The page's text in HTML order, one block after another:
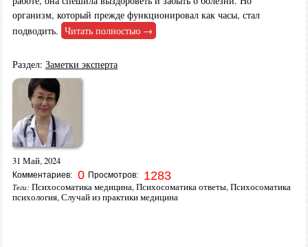
организм, который прежде функционировал как часы, стал
подводить. Читать полностью →
Раздел: Заметки эксперта
31 Май, 2024
Комментариев: 0 Просмотров: 1283
Теги: Психосоматика медицина,Психосоматика ответы,Психосоматика
психология,Случай из практики медицина